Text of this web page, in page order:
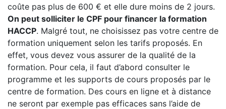
coûte pas plus de 600 € et elle dure moins de 2 jours.
On peut solliciter le CPF pour financer la formation
HACCP. Malgré tout, ne choisissez pas votre centre de
formation uniquement selon les tarifs proposés. En
effet, vous devez vous assurer de la qualité de la
formation. Pour cela, il faut d’abord consulter le
programme et les supports de cours proposés par le
centre de formation. Des cours en ligne et à distance
ne seront par exemple pas efficaces sans l’aide de